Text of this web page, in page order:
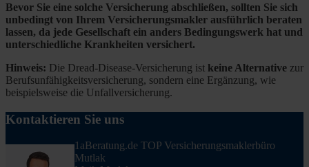
Bevor Sie eine solche Versicherung abschließen, sollten Sie sich
unbedingt von Ihrem Versicherungsmakler ausführlich beraten
lassen, da jede Gesellschaft ein anders Bedingungswerk hat und
unterschiedliche Krankheiten versichert.
Hinweis: Die Dread-Disease-Versicherung ist keine Alternative zur
Berufsunfähigkeitsversicherung, sondern eine Ergänzung, wie
beispielsweise die Unfallversicherung.
Kontaktieren Sie uns
1aBeratung.de TOP Versicherungsmaklerbüro
Mutlak